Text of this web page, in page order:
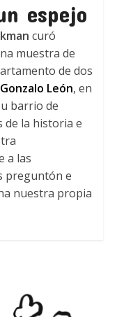
espejo
curó
muestra de
de dos
Gonzalo León, en
barrio de
de la historia e
a las
preguntón e
nuestra propia